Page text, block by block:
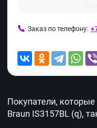
Заказ по телефону:
Покупатели,
Braun IS3157BL (q),